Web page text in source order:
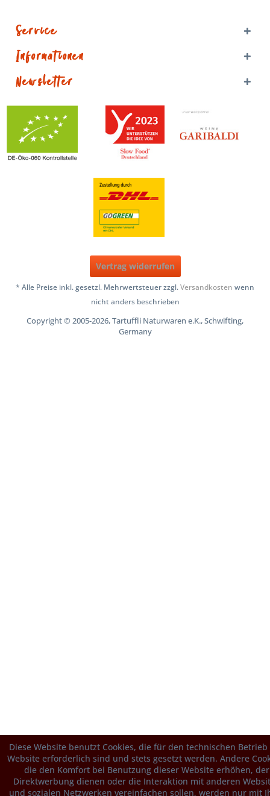
Service
Informationen
Newsletter
Vertrag widerrufen
* Alle Preise inkl. gesetzl. Mehrwertsteuer zzgl.Versandkosten wenn
nicht anders beschrieben
Copyright © 2005-2026, Tartuffli Naturwaren e.K., Schwifting,
Germany
Diese Website benutzt Cookies, die für den technischen
Website erforderlich sind und stets gesetzt werden. Andere
die den Komfort bei Benutzung dieser Website erhöhen, der
Direktwerbung dienen oder die Interaktion mit anderen
und sozialen Netzwerken vereinfachen sollen, werden nur mit